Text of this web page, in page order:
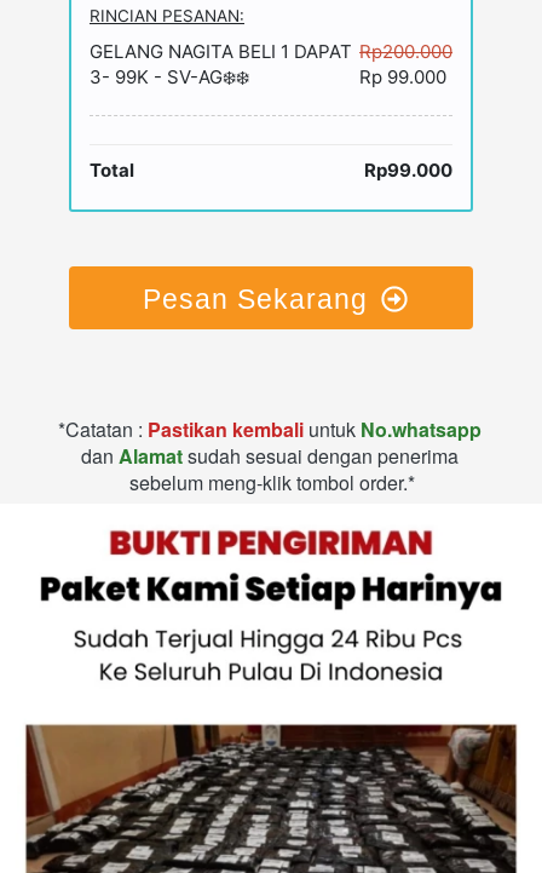
RINCIAN PESANAN:
GELANG NAGITA BELI 1 DAPAT
3- 99K - SV-AG❄️❄️
Rp200.000
Rp 99.000
Total Rp99.000
Pesan Sekarang
*Catatan : Pastikan kembali untuk
No.whatsapp
dan Alamat sudah sesuai dengan penerima
sebelum meng-klik tombol order.*